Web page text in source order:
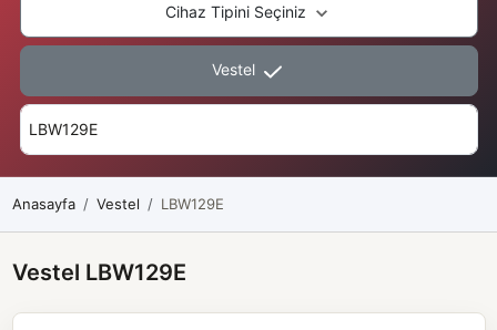
Cihaz Tipini Seçiniz
Vestel
Anasayfa Vestel LBW129E
Vestel LBW129E